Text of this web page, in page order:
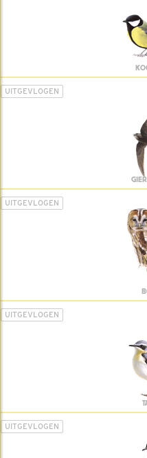
UITGEVLOGEN
UITGEVLOGEN
UITGEVLOGEN
UITGEVLOGEN